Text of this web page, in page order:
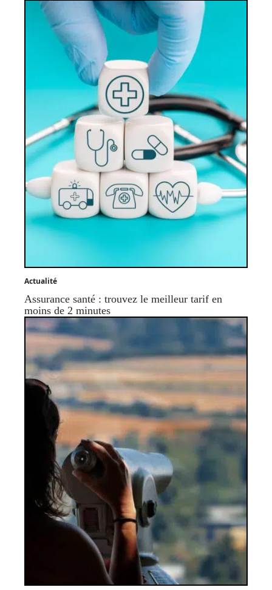
Actualité
Assurance santé : trouvez le meilleur tarif en
moins de 2 minutes